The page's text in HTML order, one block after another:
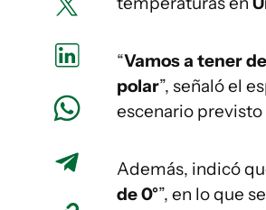
“Vamos a tener
polar”, señaló el
escenario
Además, indicó
de 0°”, en lo que